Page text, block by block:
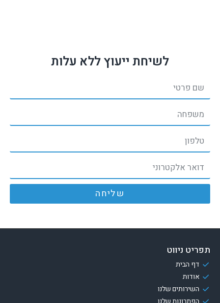
לשיחת ייעוץ ללא עלות
שליחה
תפריט ניווט
דף הבית
אודות
השירותים שלנו